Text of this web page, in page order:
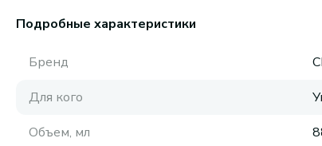
Подробные характеристики
Бренд
Для кого
Объем, мл